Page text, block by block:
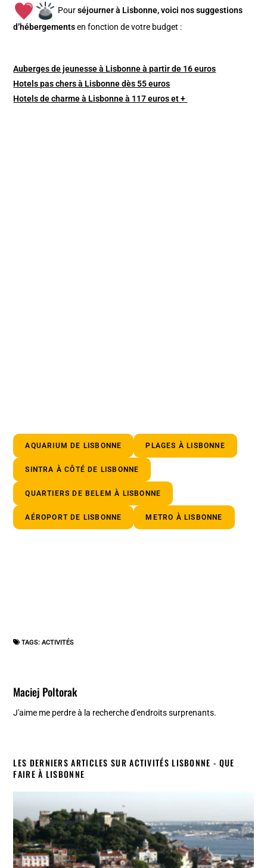
Pourséjourner à Lisbonne, voici nos suggestions
d’hébergements en fonction de votre budget :
Auberges de jeunesse à Lisbonne à partir de 16 euros
Hotels pas chers à Lisbonne dès 55 euros
Hotels de charme à Lisbonne à 117 euros et +
AQUARIUM DE LISBONNE PLAGES À LISBONNE
SINTRA À CÔTÉ DE LISBONNE
QUARTIERS DE BELEM À LISBONNE
AÉROPORT DE LISBONNE METRO À LISBONNE
TAGS:ACTIVITÉS
Maciej Poltorak
J'aime me perdre à la recherche d'endroits surprenants.
LES DERNIERS ARTICLES SUR ACTIVITÉS LISBONNE - QUE
FAIRE À LISBONNE